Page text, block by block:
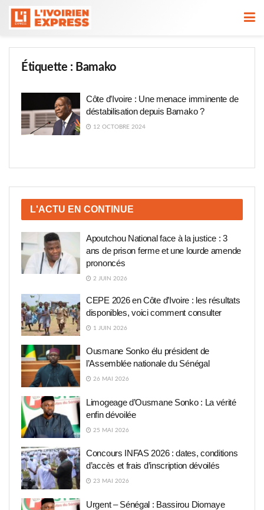
Étiquette : Bamako
Côte d’Ivoire : Une menace imminente de
déstabilisation depuis Bamako ?
12 OCTOBRE 2024
L'ACTU EN CONTINUE
Apoutchou National face à la justice : 3
ans de prison ferme et une lourde amende
prononcés
2 JUIN 2026
CEPE 2026 en Côte d’Ivoire : les résultats
disponibles, voici comment consulter
1 JUIN 2026
Ousmane Sonko élu président de
l’Assemblée nationale du Sénégal
26 MAI 2026
Limogeage d’Ousmane Sonko : La vérité
enfin dévoilée
25 MAI 2026
Concours INFAS 2026 : dates, conditions
d’accès et frais d’inscription dévoilés
23 MAI 2026
Urgent – Sénégal : Bassirou Diomaye